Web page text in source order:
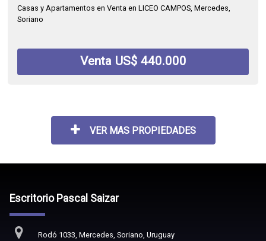
Casas y Apartamentos en Venta en LICEO CAMPOS, Mercedes,
Soriano
Venta US$ 440.000
VER MAS PROPIEDADES
Escritorio Pascal Saizar
Rodó 1033, Mercedes, Soriano, Uruguay